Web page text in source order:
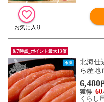
8/7時点_ポイント最大13倍
北海仕
ら産地
タラコ
同梱不
6,480
60
くらし